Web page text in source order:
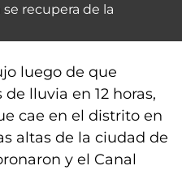
recupera de la
luego de que
lluvia en 12 horas,
cae en el distrito en
altas de la ciudad de
y el Canal